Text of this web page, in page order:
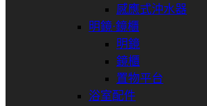
感應式沖水器
明鏡⋅鏡櫃
明鏡
鏡櫃
置物平台
浴室配件